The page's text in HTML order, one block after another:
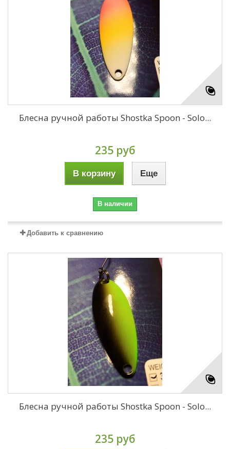
Блесна ручной работы Shostka Spoon - Solo...
235 руб
В корзину Еще
В наличии
Добавить к сравнению
Блесна ручной работы Shostka Spoon - Solo...
235 руб